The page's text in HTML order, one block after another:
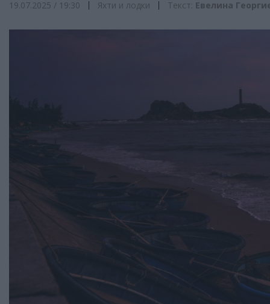
19.07.2025 / 19:30 Яхти и лодки Текст: Евелина